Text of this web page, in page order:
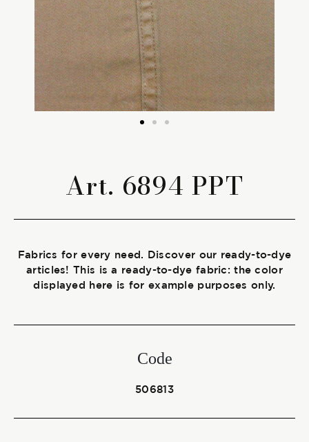
Art. 6894 PPT
Fabrics for every need. Discover our ready-to-dye
articles! This is a ready-to-dye fabric: the color
displayed here is for example purposes only.
Code
506813
THE FABRICS
The season Fall/Winter
The season Spring/Summer
bunch
SUSTAINABILITY
UpCycle
Certifications
Start together
NEWS